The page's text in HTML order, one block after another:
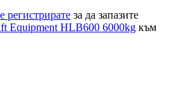
регистрирате за да запазите
Equipment HLB600 6000kg към